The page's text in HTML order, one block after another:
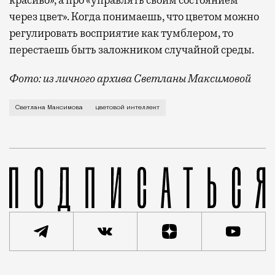
через цвет». Когда понимаешь, что цветом можно
регулировать восприятие как тумблером, то
перестаешь быть заложником случайной среды.
Фото: из личного архива Светланы Максимовой
Цвет можно сравнить с языком, у
Светлана Максимова цветовой интеллект